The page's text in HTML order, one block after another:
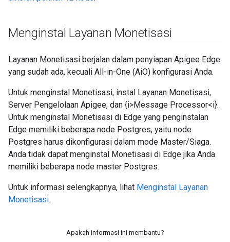
Menginstal Layanan Monetisasi
Layanan Monetisasi berjalan dalam penyiapan Apigee Edge
yang sudah ada, kecuali All-in-One (AiO) konfigurasi Anda.
Untuk menginstal Monetisasi, instal Layanan Monetisasi,
Server Pengelolaan Apigee, dan {i>Message Processor<i}.
Untuk menginstal Monetisasi di Edge yang penginstalan
Edge memiliki beberapa node Postgres, yaitu node
Postgres harus dikonfigurasi dalam mode Master/Siaga.
Anda tidak dapat menginstal Monetisasi di Edge jika Anda
memiliki beberapa node master Postgres.
Untuk informasi selengkapnya, lihat Menginstal Layanan
Monetisasi.
Apakah informasi ini membantu?